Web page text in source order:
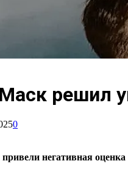
решил
0
негативная оценка